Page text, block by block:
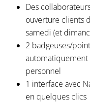
Des
ouverture clients
samedi (et
2 badgeuses/
automatiquement
personnel
1 interface avec
en quelques clics